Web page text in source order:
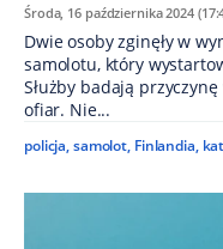
Środa, 16 października 2024
Dwie osoby zginęły w
samolotu, który
Służby badają
ofiar. Nie...
policja,samolot, Finlandia,